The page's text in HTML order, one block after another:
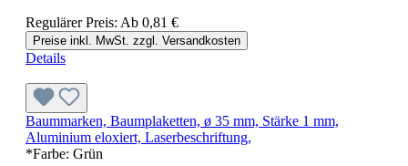
Regulärer Preis: Ab 0,81 €
Preise inkl. MwSt. zzgl. Versandkosten
Details
Baummarken, Baumplaketten, ø 35 mm, Stärke 1 mm,
Aluminium eloxiert, Laserbeschriftung,
*Farbe: Grün